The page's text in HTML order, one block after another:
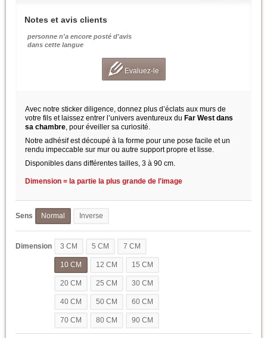
Notes et avis clients
personne n'a encore posté d'avis
dans cette langue
Evaluez-le
Avec notre sticker diligence, donnez plus d’éclats aux murs de
votre fils et laissez entrer l’univers aventureux du Far West dans
sa chambre, pour éveiller sa curiosité.
Notre adhésif est découpé à la forme pour une pose facile et un
rendu impeccable sur mur ou autre support propre et lisse.
Disponibles dans différentes tailles, 3 à 90 cm.
Dimension = la partie la plus grande de l'image
Sens Normal Inverse
Dimension 3 CM 5 CM 7 CM
10 CM 12 CM 15 CM
20 CM 25 CM 30 CM
40 CM 50 CM 60 CM
70 CM 80 CM 90 CM